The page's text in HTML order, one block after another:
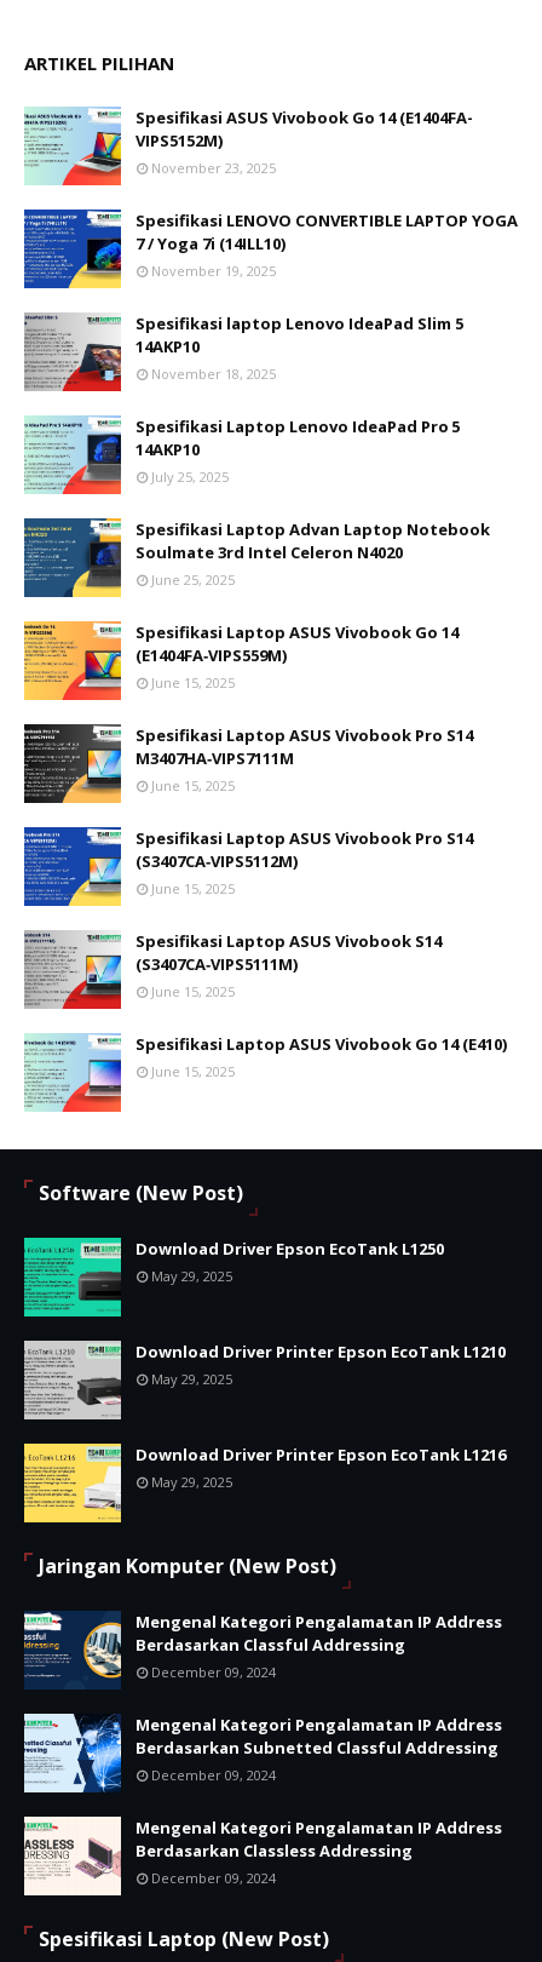
ARTIKEL PILIHAN
Spesifikasi ASUS Vivobook Go 14 (E1404FA-
VIPS5152M)
November 23, 2025
Spesifikasi LENOVO CONVERTIBLE LAPTOP YOGA
7 / Yoga 7i (14ILL10)
November 19, 2025
Spesifikasi laptop Lenovo IdeaPad Slim 5
14AKP10
November 18, 2025
Spesifikasi Laptop Lenovo IdeaPad Pro 5
14AKP10
July 25, 2025
Spesifikasi Laptop Advan Laptop Notebook
Soulmate 3rd Intel Celeron N4020
June 25, 2025
Spesifikasi Laptop ASUS Vivobook Go 14
(E1404FA‑VIPS559M)
June 15, 2025
Spesifikasi Laptop ASUS Vivobook Pro S14
M3407HA‑VIPS7111M
June 15, 2025
Spesifikasi Laptop ASUS Vivobook Pro S14
(S3407CA‑VIPS5112M)
June 15, 2025
Spesifikasi Laptop ASUS Vivobook S14
(S3407CA‑VIPS5111M)
June 15, 2025
Spesifikasi Laptop ASUS Vivobook Go 14 (E410)
June 15, 2025
Software (New Post)
Download Driver Epson EcoTank L1250
May 29, 2025
Download Driver Printer Epson EcoTank L1210
May 29, 2025
Download Driver Printer Epson EcoTank L1216
May 29, 2025
Jaringan Komputer (New Post)
Mengenal Kategori Pengalamatan IP Address
Berdasarkan Classful Addressing
December 09, 2024
Mengenal Kategori Pengalamatan IP Address
Berdasarkan Subnetted Classful Addressing
December 09, 2024
Mengenal Kategori Pengalamatan IP Address
Berdasarkan Classless Addressing
December 09, 2024
Spesifikasi Laptop (New Post)